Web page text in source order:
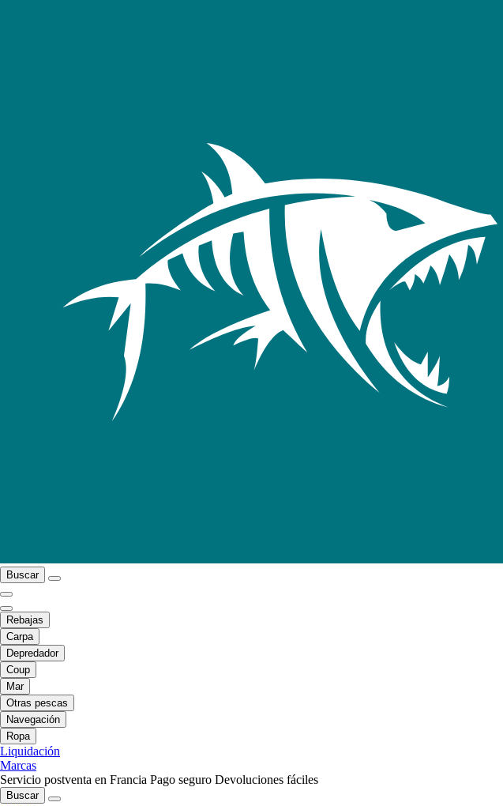
Buscar
Rebajas
Carpa
Depredador
Coup
Mar
Otras pescas
Navegación
Ropa
Liquidación
Marcas
Servicio postventa en Francia Pago seguro Devoluciones fáciles
Buscar